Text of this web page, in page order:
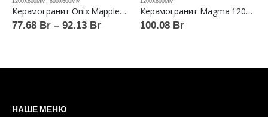
1200Х600ММ , 600X600ММ
Керамогранит Onix Mapple gloss ABSOLUT GRES™
77.68 Br – 92.13 BrДиапазон
1200Х600ММ
Керамогранит Magma 1200×600 full lappato ABSOLUT GRES™
100.08 Br
НАШЕ МЕНЮ